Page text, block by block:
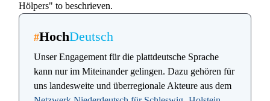
Hölpers" to beschrieven.
#HochDeutsch
Unser Engagement für die plattdeutsche Sprache
kann nur im Miteinander gelingen. Dazu gehören für
uns landesweite und überregionale Akteure aus dem